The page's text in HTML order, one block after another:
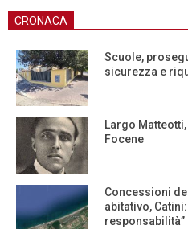
CRONACA
Scuole,
sicurezza e
Largo
Focene
Concessioni
abitativo,
responsabilità”